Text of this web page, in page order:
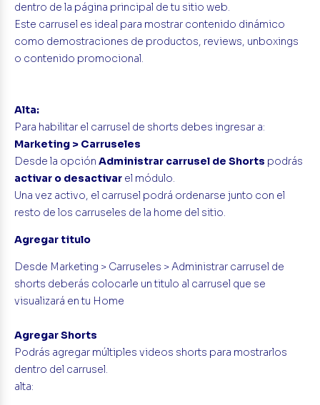
dentro de la página principal de tu sitio web.
Este carrusel es ideal para mostrar contenido dinámico
como demostraciones de productos, reviews, unboxings
o contenido promocional.
Alta:
Para habilitar el carrusel de shorts debes ingresar a:
Marketing > Carruseles
Desde la opción Administrar carrusel de Shorts podrás
activar o desactivar el módulo.
Una vez activo, el carrusel podrá ordenarse junto con el
resto de los carruseles de la home del sitio.
Agregar titulo
Desde Marketing > Carruseles > Administrar carrusel de
shorts deberás colocarle un titulo al carrusel que se
visualizará en tu Home
Agregar Shorts
Podrás agregar múltiples videos shorts para mostrarlos
dentro del carrusel.
alta: